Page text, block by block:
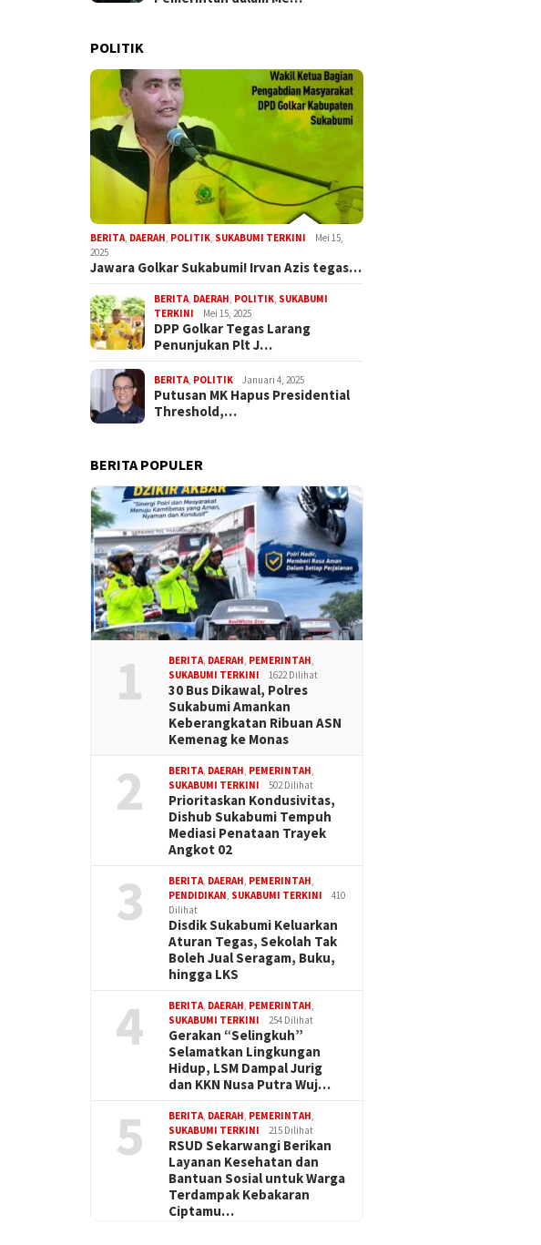
POLITIK
BERITA DAERAH POLITIK SUKABUMI TERKINI
Mei 15,
2025
Jawara Golkar Sukabumi! Irvan Azis tegas…
BERITA DAERAH POLITIK SUKABUMI
TERKINI
Mei 15, 2025
DPP Golkar Tegas Larang
Penunjukan Plt J…
BERITA POLITIK Januari 4, 2025
Putusan MK Hapus Presidential
Threshold,…
BERITA POPULER
1 BERITA, DAERAH, PEMERINTAH,
SUKABUMI TERKINI
1622 Dilihat
30 Bus Dikawal, Polres
Sukabumi Amankan
Keberangkatan Ribuan ASN
Kemenag ke Monas
2 BERITA, DAERAH, PEMERINTAH,
SUKABUMI TERKINI
502 Dilihat
Prioritaskan Kondusivitas,
Dishub Sukabumi Tempuh
Mediasi Penataan Trayek
Angkot 02
3 BERITA, DAERAH, PEMERINTAH,
PENDIDIKAN, SUKABUMI TERKINI
410
Dilihat
Disdik Sukabumi Keluarkan
Aturan Tegas, Sekolah Tak
Boleh Jual Seragam, Buku,
hingga LKS
4 BERITA, DAERAH, PEMERINTAH,
SUKABUMI TERKINI
254 Dilihat
Gerakan “Selingkuh”
Selamatkan Lingkungan
Hidup, LSM Dampal Jurig
dan KKN Nusa Putra Wuj…
5 BERITA, DAERAH, PEMERINTAH,
SUKABUMI TERKINI
215 Dilihat
RSUD Sekarwangi Berikan
Layanan Kesehatan dan
Bantuan Sosial untuk Warga
Terdampak Kebakaran
Ciptamu…